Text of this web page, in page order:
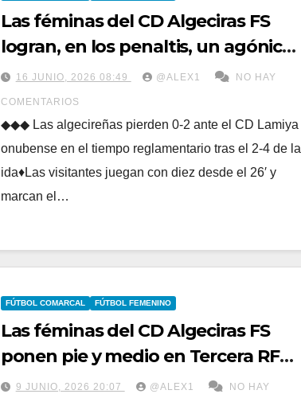
Las féminas del CD Algeciras FS
logran, en los penaltis, un agónico
pero merecido ascenso a Tercera
RFEF
16 JUNIO, 2026 08:49 @ALEX1 NO HAY
COMENTARIOS
◆◆◆ Las algecireñas pierden 0-2 ante el CD Lamiya
onubense en el tiempo reglamentario tras el 2-4 de la
ida♦Las visitantes juegan con diez desde el 26′ y
marcan el…
FÚTBOL COMARCAL FÚTBOL FEMENINO
Las féminas del CD Algeciras FS
ponen pie y medio en Tercera RFEF
tras imponerse con claridad en
9 JUNIO, 2026 20:07 @ALEX1 NO HAY